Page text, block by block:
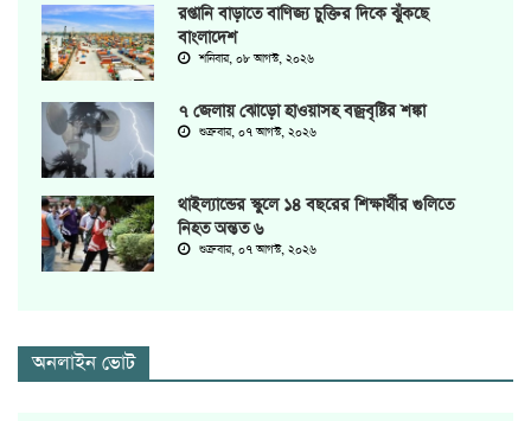
রপ্তানি বাড়াতে বাণিজ্য চুক্তির দিকে ঝুঁকছে
বাংলাদেশ
শনিবার, ০৮ আগস্ট, ২০২৬
৭ জেলায় ঝোড়ো হাওয়াসহ বজ্রবৃষ্টির শঙ্কা
শুক্রবার, ০৭ আগস্ট, ২০২৬
থাইল্যান্ডের স্কুলে ১৪ বছরের শিক্ষার্থীর গুলিতে
নিহত অন্তত ৬
শুক্রবার, ০৭ আগস্ট, ২০২৬
অনলাইন ভোট